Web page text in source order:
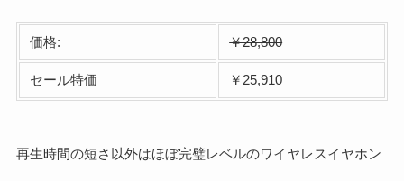
価格: ￥28,800
セール特価 ￥25,910
再生時間の短さ以外はほぼ完璧レベルのワイヤレスイヤホン